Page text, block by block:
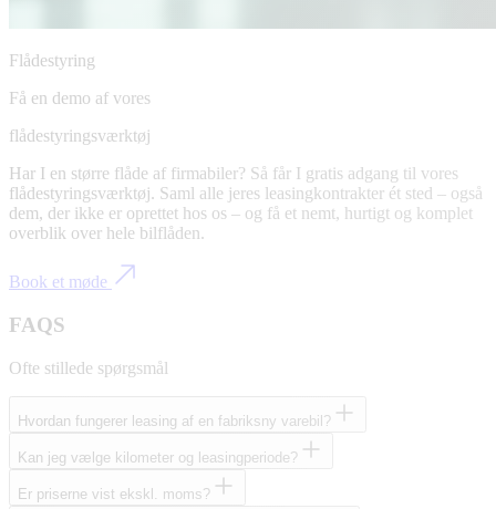
Flådestyring
Få en demo af vores
flådestyringsværktøj
Har I en større flåde af firmabiler? Så får I gratis adgang til vores
flådestyringsværktøj. Saml alle jeres leasingkontrakter ét sted – også
dem, der ikke er oprettet hos os – og få et nemt, hurtigt og komplet
overblik over hele bilflåden.
Book et møde
FAQS
Ofte stillede spørgsmål
Hvordan fungerer leasing af en fabriksny varebil?
Kan jeg vælge kilometer og leasingperiode?
Er priserne vist ekskl. moms?